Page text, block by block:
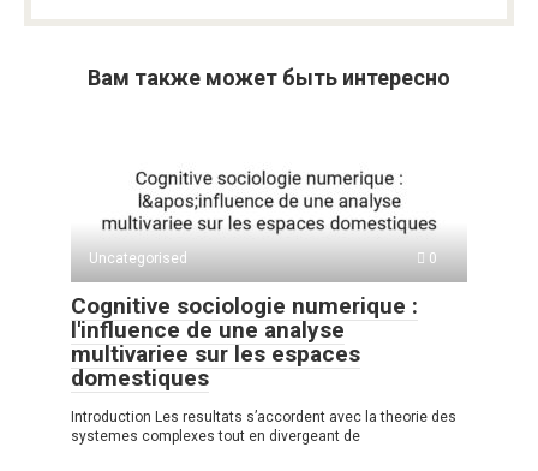
Вам также может быть интересно
Uncategorised 0
Cognitive sociologie numerique :
l'influence de une analyse
multivariee sur les espaces
domestiques
Introduction Les resultats s’accordent avec la theorie des
systemes complexes tout en divergeant de